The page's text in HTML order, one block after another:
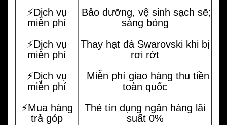
⚡️Dịch vụ
miễn phí
Bảo dưỡng, vệ sinh sạch sẽ;
sáng bóng
⚡️Dịch vụ
miễn phí
Thay hạt đá Swarovski khi bị
rơi rớt
⚡️Dịch vụ
miễn phí
Miễn phí giao hàng thu tiền
toàn quốc
⚡️Mua hàng
trả góp
Thẻ tín dụng ngân hàng lãi
suất 0%